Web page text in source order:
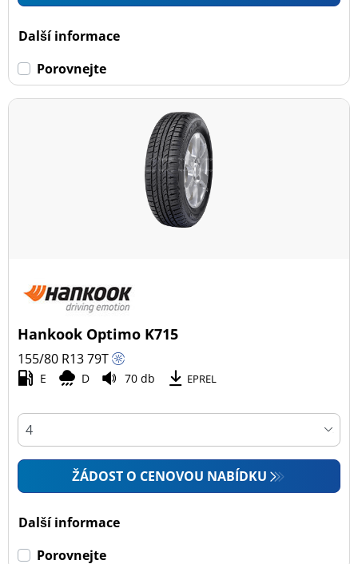
Další informace
Porovnejte
Hankook Optimo K715
155/80 R1379T
E D 70 db EPREL
ŽÁDOST O CENOVOU NABÍDKU
Další informace
Porovnejte